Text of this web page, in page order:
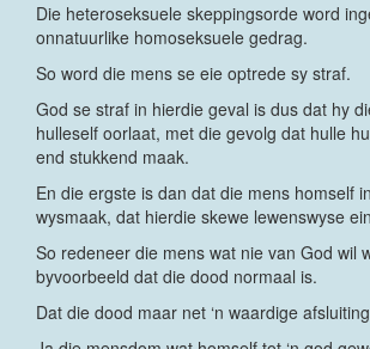
Die heteroseksuele skeppingsorde word
onnatuurlike homoseksuele gedrag.
So word die mens se eie optrede sy straf.
God se straf in hierdie geval is dus dat hy
hulleself oorlaat, met die gevolg dat hulle
end stukkend maak.
En die ergste is dan dat die mens homself
wysmaak, dat hierdie skewe lewenswyse
So redeneer die mens wat nie van God wil
byvoorbeeld dat die dood normaal is.
Dat die dood maar net ‘n waardige